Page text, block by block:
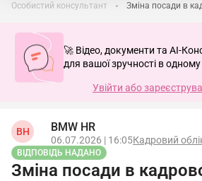
Особистий консультант
🚀 Відео, документи та AI-
для вашої зручності в одному
Увійти або
BH BMW HR
06.07.2026 | 16:05Кадровий
ВІДПОВІДЬ НАДАНО
Зміна посади в